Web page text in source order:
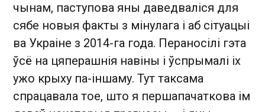
чынам, паступова яны даведваліся для
сябе новыя факты з мінулага і аб сітуацыі
ва Украіне з 2014-га года. Пераносілі гэта
ўсё на цяперашнія навіны і ўспрымалі іх
ужо крыху па-іншаму. Тут таксама
спрацавала тое, што я першапачаткова ім